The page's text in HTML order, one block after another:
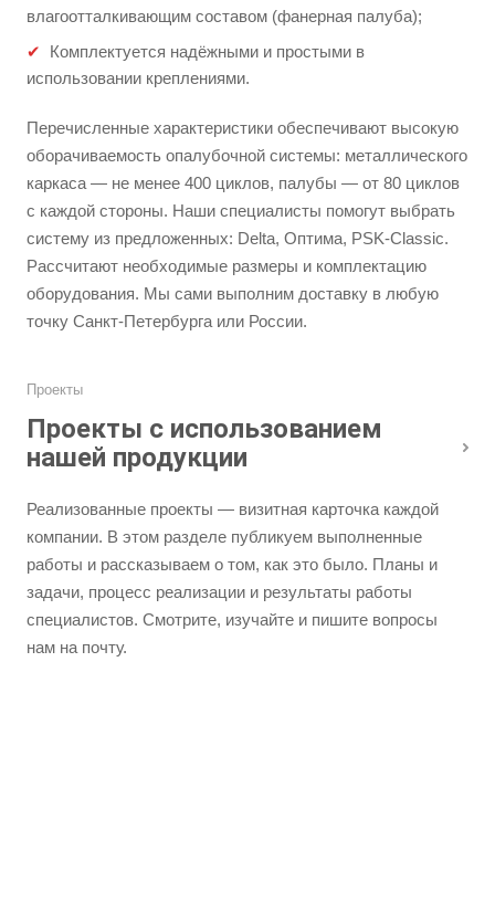
влагоотталкивающим составом (фанерная палуба);
Комплектуется надёжными и простыми в
использовании креплениями.
Перечисленные характеристики обеспечивают высокую
оборачиваемость опалубочной системы: металлического
каркаса — не менее 400 циклов, палубы — от 80 циклов
с каждой стороны. Наши специалисты помогут выбрать
систему из предложенных: Delta, Оптима, PSK-Classic.
Рассчитают необходимые размеры и комплектацию
оборудования. Мы сами выполним доставку в любую
точку Санкт-Петербурга или России.
Проекты
Проекты с использованием
нашей продукции
Реализованные проекты — визитная карточка каждой
компании. В этом разделе публикуем выполненные
работы и рассказываем о том, как это было. Планы и
задачи, процесс реализации и результаты работы
специалистов. Смотрите, изучайте и пишите вопросы
нам на почту.